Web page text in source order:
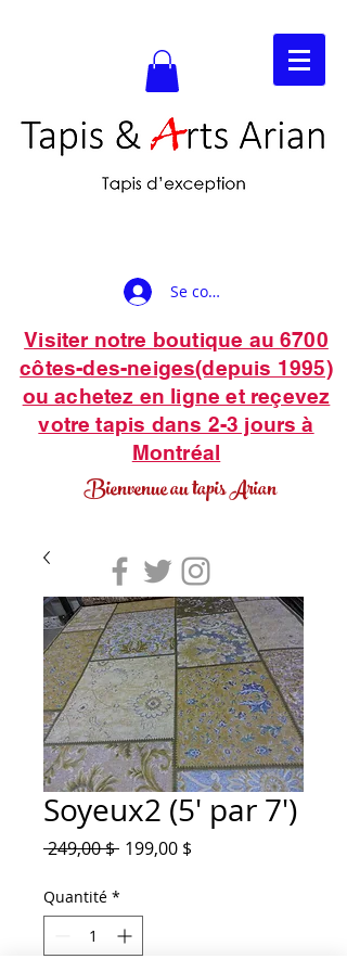
Se connecter
Visiter notre boutique au 6700
côtes-des-neiges(depuis 1995)
ou achetez en ligne et reçevez
votre tapis dans 2-3 jours à
Montréal
Bienvenue au tapis Arian
Soyeux2 (5' par 7')
249,00 $ Prix
199,00 $
Quantité *